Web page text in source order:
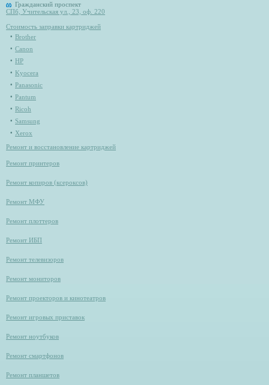
Гражданский проспект
СПб, Учительская ул., 23, оф. 220
Стоимость заправки картриджей
Brother
Canon
HP
Kyocera
Panasonic
Pantum
Ricoh
Samsung
Xerox
Ремонт и восстановление картриджей
Ремонт принтеров
Ремонт копиров (ксероксов)
Ремонт МФУ
Ремонт плоттеров
Ремонт ИБП
Ремонт телевизоров
Ремонт мониторов
Ремонт проекторов и кинотеатров
Ремонт игровых приставок
Ремонт ноутбуков
Ремонт смартфонов
Ремонт планшетов